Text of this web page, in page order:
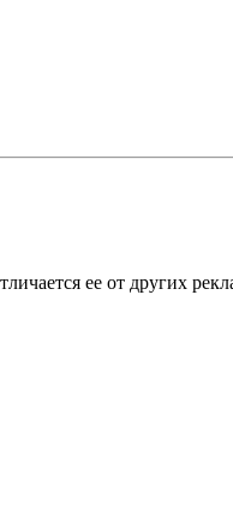
ее от других